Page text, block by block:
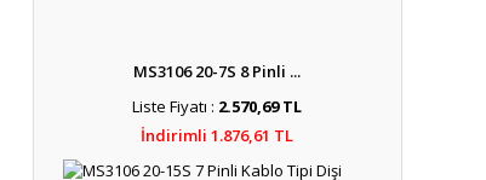
MS3106 20-7S 8 Pinli ...
Liste Fiyatı : 2.570,69 TL
İndirimli 1.876,61 TL